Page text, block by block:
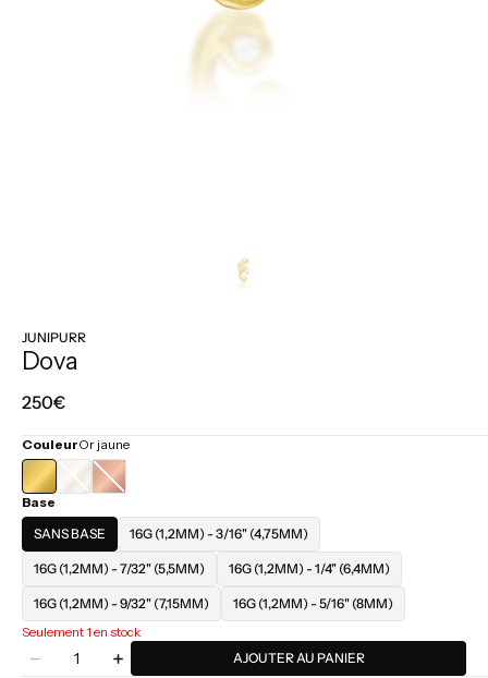
JUNIPURR
Dova
Prix
250€
CouleurOr jaune
OR
OR
Base
SANS BASE
16G (1,2MM) - 3/16" (4,75MM)
16G (1,2MM) - 7/32" (5,5MM) 16G (1,2MM) - 1/4" (6,4MM)
16G (1,2MM) - 9/32" (7,15MM)
16G (1,2MM) - 5/16" (8MM)
Seulement 1 en stock
Diminuer
Quantité
Augmenter
AJOUTER AU PANIER